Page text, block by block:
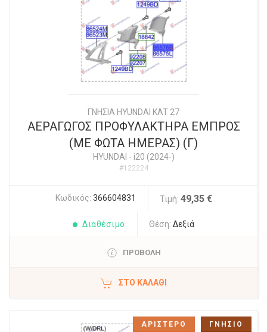
ΓΝΗΣΙΑ HYUNDAI KAT 27
ΑΕΡΑΓΩΓΟΣ ΠΡΟΦΥΛΑΚΤΗΡΑ ΕΜΠΡΟΣ
(ΜΕ ΦΩΤΑ ΗΜΕΡΑΣ) (Γ)
HYUNDAI - i20 (2024-)
#122224
Κωδικός: 366604831 Τιμή: 49,35 €
Διαθέσιμο Θέση: Δεξιά
ΠΡΟΒΟΛΗ
ΣΤΟ ΚΑΛΆΘΙ
ΑΡΙΣΤΕΡΟ ΓΝΗΣΙΟ